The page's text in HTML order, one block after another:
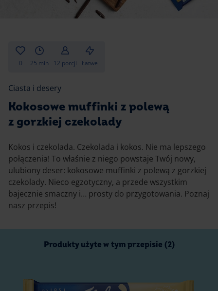
Inne
Ciasta i desery
Napoje i koktajle
Desery i przekąski
0 25 min 12 porcji Łatwe
Ciasta i desery
Kokosowe muffinki z polewą
z gorzkiej czekolady
Kokos i czekolada. Czekolada i kokos. Nie ma lepszego
połączenia! To właśnie z niego powstaje Twój nowy,
ulubiony deser: kokosowe muffinki z polewą z gorzkiej
czekolady. Nieco egzotyczny, a przede wszystkim
bajecznie smaczny i… prosty do przygotowania. Poznaj
nasz przepis!
Produkty użyte w tym przepisie (2)